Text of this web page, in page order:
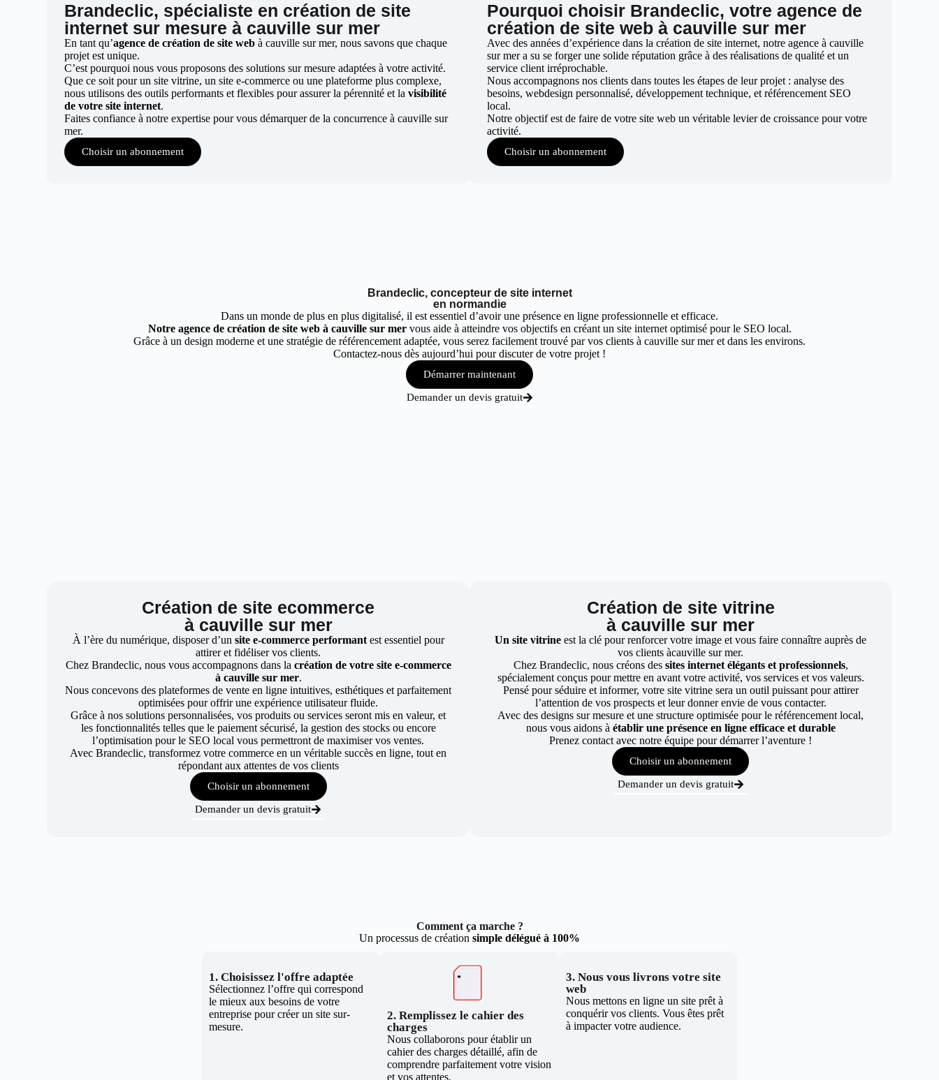
Brandeclic, spécialiste en création de site
internet sur mesure à cauville sur mer
En tant qu’agence de création de site web à cauville sur mer, nous savons que chaque
projet est unique.
C’est pourquoi nous vous proposons des solutions sur mesure adaptées à votre activité.
Que ce soit pour un site vitrine, un site e-commerce ou une plateforme plus complexe,
nous utilisons des outils performants et flexibles pour assurer la pérennité et lavisibilité
de votre site internet.
Faites confiance à notre expertise pour vous démarquer de la concurrence à cauville sur
mer.
Choisir un abonnement
Pourquoi choisir Brandeclic, votre agence de
création de site web à cauville sur mer
Avec des années d’expérience dans la création de site internet, notre agence à cauville
sur mer a su se forger une solide réputation grâce à des réalisations de qualité et un
service client irréprochable.
Nous accompagnons nos clients dans toutes les étapes de leur projet : analyse des
besoins, webdesign personnalisé, développement technique, et référencement SEO
local.
Notre objectif est de faire de votre site web un véritable levier de croissance pour votre
activité.
Choisir un abonnement
Brandeclic, concepteur de site internet
en normandie
Dans un monde de plus en plus digitalisé, il est essentiel d’avoir une présence en ligne professionnelle et efficace.
Notre agence de création de site web à cauville sur mervous aide à atteindre vos objectifs en créant un site internet optimisé pour le SEO local.
Grâce à un design moderne et une stratégie de référencement adaptée, vous serez facilement trouvé par vos clients à cauville sur mer et dans les environs.
Contactez-nous dès aujourd’hui pour discuter de votre projet !
Démarrer maintenant
Demander un devis gratuit
Création de site ecommerce
à cauville sur mer
À l’ère du numérique, disposer d’un site e-commerce performant est essentiel pour
attirer et fidéliser vos clients.
Chez Brandeclic, nous vous accompagnons dans la création de votre site e-commerce
à cauville sur mer.
Nous concevons des plateformes de vente en ligne intuitives, esthétiques et parfaitement
optimisées pour offrir une expérience utilisateur fluide.
Grâce à nos solutions personnalisées, vos produits ou services seront mis en valeur, et
les fonctionnalités telles que le paiement sécurisé, la gestion des stocks ou encore
l’optimisation pour le SEO local vous permettront de maximiser vos ventes.
Avec Brandeclic, transformez votre commerce en un véritable succès en ligne, tout en
répondant aux attentes de vos clients
Choisir un abonnement
Demander un devis gratuit
Création de site vitrine
à cauville sur mer
Un site vitrine est la clé pour renforcer votre image et vous faire connaître auprès de
vos clients àcauville sur mer.
Chez Brandeclic, nous créons dessites internet élégants et professionnels,
spécialement conçus pour mettre en avant votre activité, vos services et vos valeurs.
Pensé pour séduire et informer, votre site vitrine sera un outil puissant pour attirer
l’attention de vos prospects et leur donner envie de vous contacter.
Avec des designs sur mesure et une structure optimisée pour le référencement local,
nous vous aidons à établir une présence en ligne efficace et durable
Prenez contact avec notre équipe pour démarrer l’aventure !
Choisir un abonnement
Demander un devis gratuit
Comment ça marche ?
Un processus de création simple délégué à 100%
1. Choisissez l'offre adaptée
Sélectionnez l’offre qui correspond
le mieux aux besoins de votre
entreprise pour créer un site sur-
mesure.
2. Remplissez le cahier des
charges
Nous collaborons pour établir un
cahier des charges détaillé, afin de
comprendre parfaitement votre vision
et vos attentes.
3. Nous vous livrons votre site
web
Nous mettons en ligne un site prêt à
conquérir vos clients. Vous êtes prêt
à impacter votre audience.